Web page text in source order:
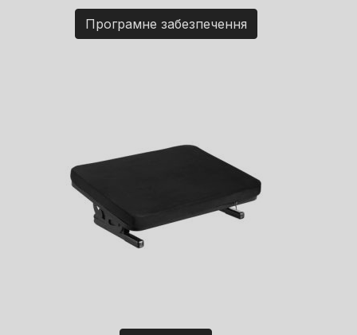
Програмне забезпечення